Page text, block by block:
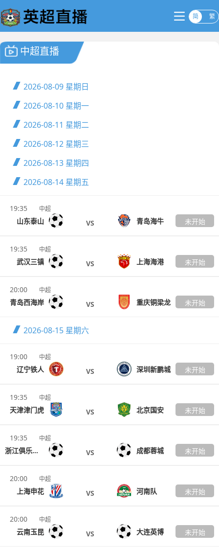
简 繁
中超直播
2026-08-09 星期日
2026-08-10 星期一
2026-08-11 星期二
2026-08-12 星期三
2026-08-13 星期四
2026-08-14 星期五
19:35 中超
山东泰山 VS 青岛海牛 未开始
19:35 中超
武汉三镇 VS 上海海港 未开始
20:00 中超
青岛西海岸 VS 重庆铜梁龙 未开始
2026-08-15 星期六
19:00 中超
辽宁铁人 VS 深圳新鹏城 未开始
19:35 中超
天津津门虎 VS 北京国安 未开始
19:35 中超
浙江俱乐部绿城 VS 成都蓉城 未开始
20:00 中超
上海申花 VS 河南队 未开始
20:00 中超
云南玉昆 VS 大连英博 未开始